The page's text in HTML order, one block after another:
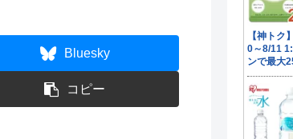
Bluesky
コピー